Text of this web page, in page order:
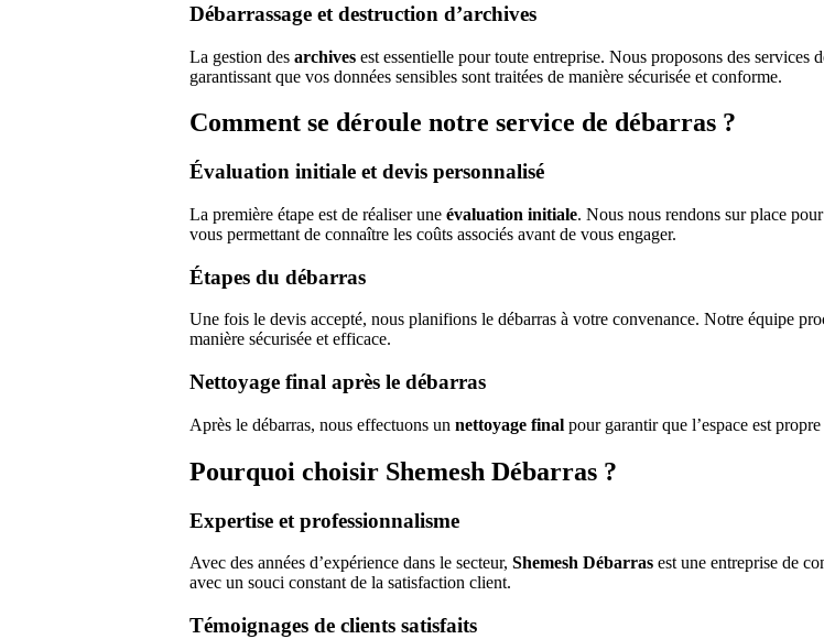
Débarrassage et destruction d’archives
La gestion des archives est essentielle pour toute entreprise. Nous proposons des services
garantissant que vos données sensibles sont traitées de manière sécurisée et conforme.
Comment se déroule notre service de débarras ?
Évaluation initiale et devis personnalisé
La première étape est de réaliser une évaluation initiale. Nous nous rendons sur place
vous permettant de connaître les coûts associés avant de vous engager.
Étapes du débarras
Une fois le devis accepté, nous planifions le débarras à votre convenance. Notre équipe
manière sécurisée et efficace.
Nettoyage final après le débarras
Après le débarras, nous effectuons un nettoyage final pour garantir que l’espace est
Pourquoi choisir Shemesh Débarras ?
Expertise et professionnalisme
Avec des années d’expérience dans le secteur, Shemesh Débarras est une entreprise de
avec un souci constant de la satisfaction client.
Témoignages de clients satisfaits